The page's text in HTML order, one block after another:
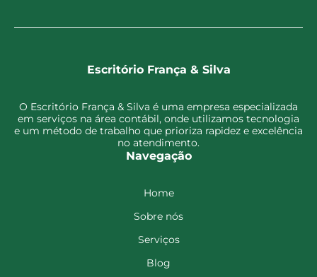
Escritório França & Silva
O Escritório França & Silva é uma empresa especializada
em serviços na área contábil, onde utilizamos tecnologia
e um método de trabalho que prioriza rapidez e excelência
no atendimento.
Navegação
Home
Sobre nós
Serviços
Blog